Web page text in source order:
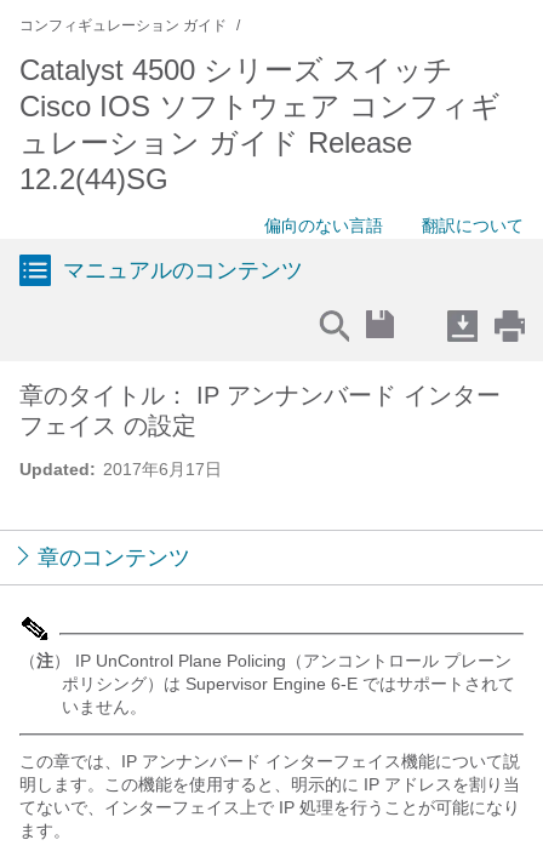
コンフィギュレーション ガイド
Catalyst 4500 シリーズ スイッチ
Cisco IOS ソフトウェア コンフィギ
ュレーション ガイド Release
12.2(44)SG
偏向のない言語 翻訳について
マニュアルのコンテンツ
Updated: 2017年6月17日
章のタイトル： IP アンナンバード インター
フェイス の設定
章のコンテンツ
（注） IP UnControl Plane Policing（アンコントロール プレーン
ポリシング）は Supervisor Engine 6-E ではサポートされて
いません。
この章では、IP アンナンバード インターフェイス機能について説
明します。この機能を使用すると、明示的に IP アドレスを割り当
てないで、インターフェイス上で IP 処理を行うことが可能になり
ます。